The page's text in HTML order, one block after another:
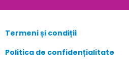
Termeni și condiții
Politica de confidențialitate